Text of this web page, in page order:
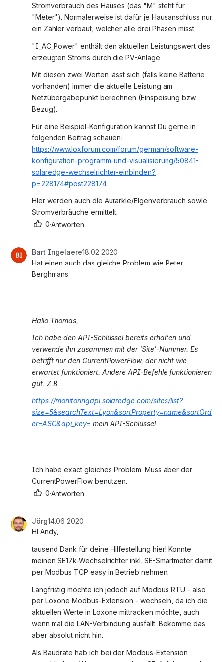
Stromverbrauch des Hauses (das "M" steht für
"Meter"). Normalerweise ist dafür je Hausanschluss nur
ein Zähler verbaut, welcher alle drei Phasen misst.
"I_AC_Power" enthält den aktuellen Leistungswert des
erzeugten Stroms durch die PV-Anlage.
Mit diesen zwei Werten lässt sich (falls keine Batterie
vorhanden) immer die aktuelle Leistung am
Netzübergabepunkt berechnen (Einspeisung bzw.
Bezug).
Für eine Beispiel-Konfiguration kannst Du gerne in
folgenden Beitrag schauen:
https://www.loxforum.com/forum/german/software-
konfiguration-programm-und-visualisierung/50841-
solaredge-wechselrichter-einbinden?
p=228174#post228174
Hier werden auch die Autarkie/Eigenverbrauch sowie
Stromverbräuche ermittelt.
0·Antworten
Bart Ingelaere18.02 2020
Hat einen auch das gleiche Problem wie Peter
Berghmans
Hallo Thomas,
Ich habe den API-Schlüssel bereits erhalten und
verwende ihn zusammen mit der 'Site'-Nummer. Es
betrifft nur den CurrentPowerFlow, der nicht wie
erwartet funktioniert. Andere API-Befehle funktionieren
gut. Z.B.
https://monitoringapi.solaredge.com/sites/list?
size=5&searchText=Lyon&sortProperty=name&sortOrd
er=ASC&api_key= mein API-Schlüssel
Ich habe exact gleiches Problem. Muss aber der
CurrentPowerFlow benutzen.
0·Antworten
Jörg14.06 2020
Hi Andy,
tausend Dank für deine Hilfestellung hier! Konnte
meinen SE17k-Wechselrichter inkl. SE-Smartmeter damit
per Modbus TCP easy in Betrieb nehmen.
Langfristig möchte ich jedoch auf Modbus RTU - also
per Loxone Modbus-Extension - wechseln, da ich die
aktuellen Werte in Loxone mittracken möchte, auch
wenn mal die LAN-Verbindung ausfällt. Bekomme das
aber absolut nicht hin.
Als Baudrate hab ich bei der Modbus-Extension